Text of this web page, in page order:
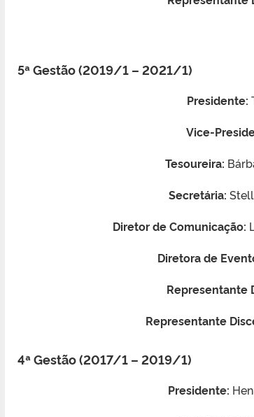
5ª Gestão (2019/1 – 2021/1)
Presidente:
Vice-
Tesoureira:
Secretária:
Diretor de Comunicação:
Diretora de
Representante
Representante
4ª Gestão (2017/1 – 2019/1)
Presidente: